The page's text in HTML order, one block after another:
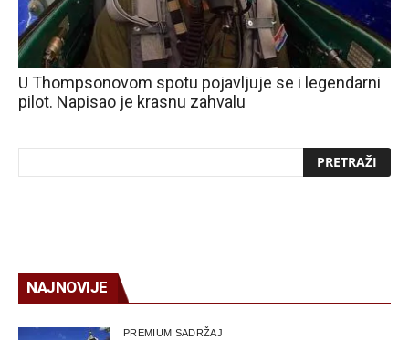
U Thompsonovom spotu pojavljuje se i legendarni
pilot. Napisao je krasnu zahvalu
NAJNOVIJE
PREMIUM SADRŽAJ